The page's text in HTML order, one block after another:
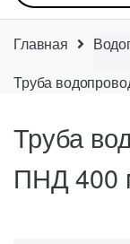
Главная
Труба
Труба
ПНД 400